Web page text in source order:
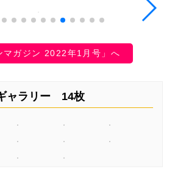
マガジン 2022年1月号」へ
ャラリー 14枚